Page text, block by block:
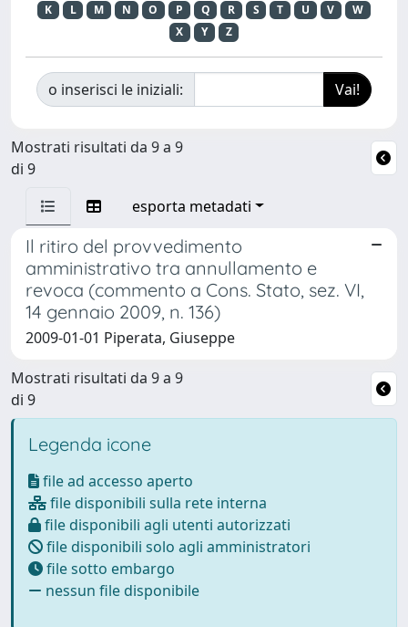
K
L M N O P Q R S T U V
W
X
Y Z
o inserisci le iniziali:
Mostrati risultati da 9 a 9
di 9
esporta metadati
Il ritiro del provvedimento
amministrativo tra annullamento e
revoca (commento a Cons. Stato, sez. VI,
14 gennaio 2009, n. 136)
2009-01-01 Piperata, Giuseppe
Mostrati risultati da 9 a 9
di 9
Legenda icone
file ad accesso aperto
file disponibili sulla rete interna
file disponibili agli utenti autorizzati
file disponibili solo agli amministratori
file sotto embargo
nessun file disponibile